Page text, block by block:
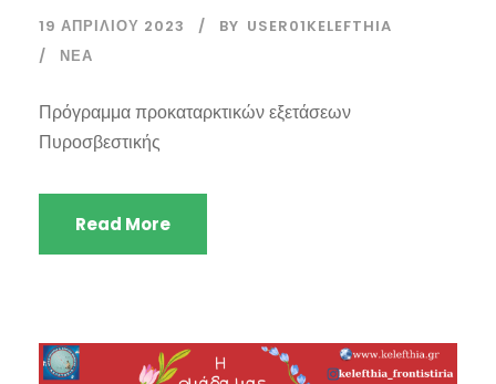
19 ΑΠΡΙΛΊΟΥ 2023 BY USER01KELEFTHIA
ΝΈΑ
Πρόγραμμα προκαταρκτικών εξετάσεων
Πυροσβεστικής
Read More